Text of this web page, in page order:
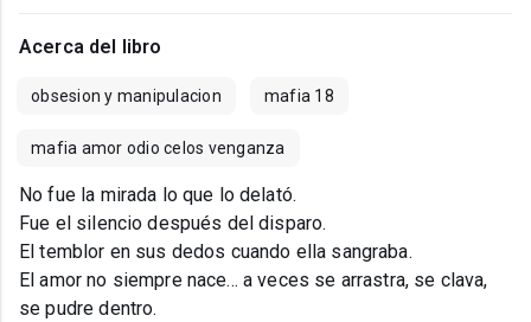
Acerca del libro
obsesion y manipulacion mafia 18
mafia amor odio celos venganza
No fue la mirada lo que lo delató.
Fue el silencio después del disparo.
El temblor en sus dedos cuando ella sangraba.
El amor no siempre nace... a veces se arrastra, se clava,
se pudre dentro.